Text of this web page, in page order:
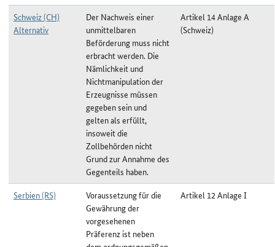
Schweiz (CH)
Alternativ
Der Nachweis einer
unmittelbaren
Beförderung muss nicht
erbracht werden. Die
Nämlichkeit und
Nichtmanipulation der
Erzeugnisse müssen
gegeben sein und
gelten als erfüllt,
insoweit die
Zollbehörden nicht
Grund zur Annahme des
Gegenteils haben.
Artikel 14 Anlage A
(Schweiz)
Serbien (RS)
Voraussetzung für die
Gewährung der
vorgesehenen
Präferenz ist neben
Artikel 12 Anlage I